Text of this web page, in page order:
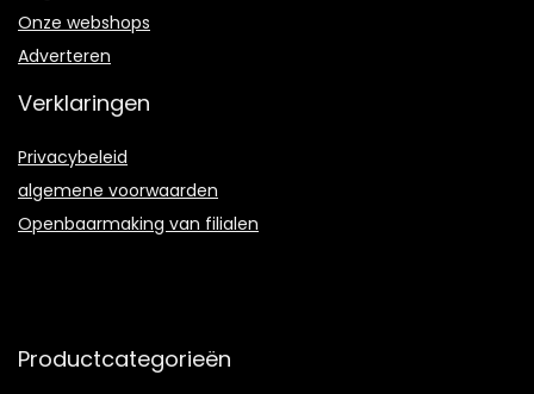
Onze webshops
Adverteren
Verklaringen
Privacybeleid
algemene voorwaarden
Openbaarmaking van filialen
Productcategorieën